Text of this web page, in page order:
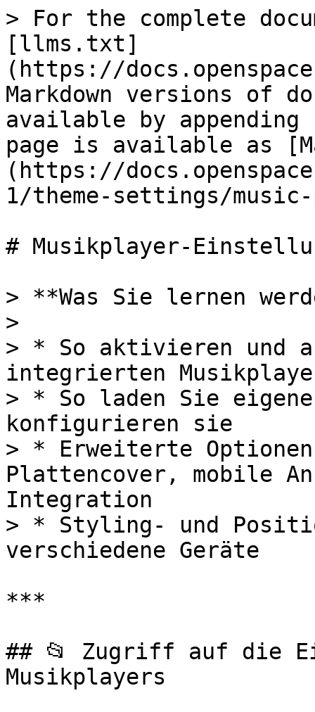
> For the complete
[llms.txt]
(https://
Markdown versions of
available by
page is available as
(https://
1/theme-settings/
# Musikplayer-
> **Was Sie lernen
>
> * So aktivieren und
integrierten
> * So laden Sie
konfigurieren sie
> * Erweiterte
Plattencover, mobile
Integration
> * Styling- und
verschiedene Geräte
***
## 📂 Zugriff auf die
Musikplayers